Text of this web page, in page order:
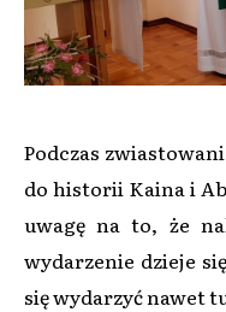
Podczas
do historii Kaina i
uwagę na to, że
wydarzenie dzieje
się wydarzyć nawet